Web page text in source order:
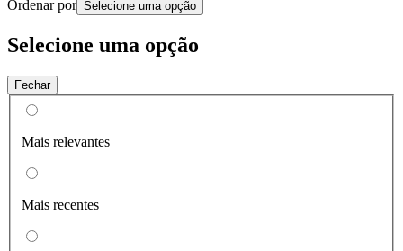
Ordenar por Selecione uma opção
Selecione uma opção
Fechar
Mais relevantes
Mais recentes